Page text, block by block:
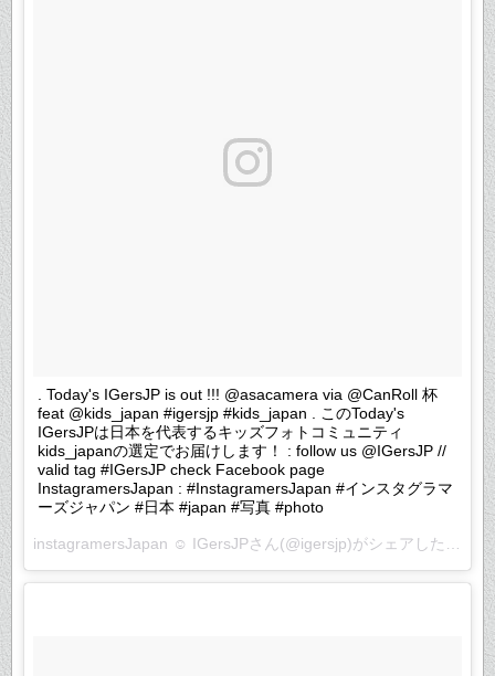
. Today's IGersJP is out !!! @asacamera via @CanRoll 杯
feat @kids_japan #igersjp #kids_japan . このToday's
IGersJPは日本を代表するキッズフォトコミュニティ
kids_japanの選定でお届けします！ : follow us @IGersJP //
valid tag #IGersJP check Facebook page
InstagramersJapan : #InstagramersJapan #インスタグラマ
ーズジャパン #日本 #japan #写真 #photo
instagramersJapan ☺︎ IGersJPさん(@igersjp)がシェアした投稿 –